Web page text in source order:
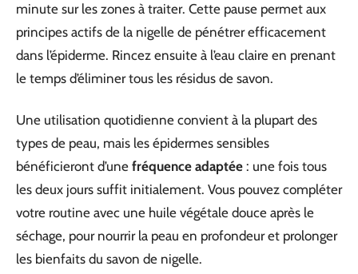
minute sur les zones à traiter. Cette pause permet aux
principes actifs de la nigelle de pénétrer efficacement
dans l’épiderme. Rincez ensuite à l’eau claire en prenant
le temps d’éliminer tous les résidus de savon.
Une utilisation quotidienne convient à la plupart des
types de peau, mais les épidermes sensibles
bénéficieront d’une fréquence adaptée : une fois tous
les deux jours suffit initialement. Vous pouvez compléter
votre routine avec une huile végétale douce après le
séchage, pour nourrir la peau en profondeur et prolonger
les bienfaits du savon de nigelle.